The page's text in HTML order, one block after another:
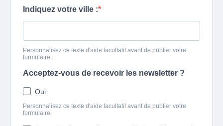
Indiquez votre ville :
Personnalisez ce texte d'aide facultatif avant de publier votre
formulaire..
Acceptez-vous de recevoir les newsletter ?
Oui
Personnalisez ce texte d'aide facultatif avant de publier votre
formulaire.